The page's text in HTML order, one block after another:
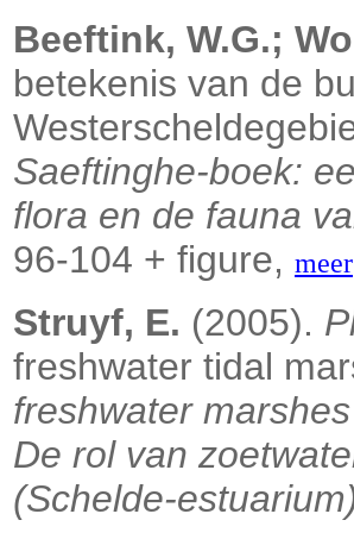
Beeftink, W.G.;
betekenis van de
Saeftinghe-boek:
flora en de fauna
96-104 + figure, meer
Struyf, E. (2005).
freshwater tidal
freshwater
De rol van
(Schelde-